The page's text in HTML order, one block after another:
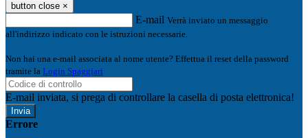
button close ×
E-mail Verrà inviato un messaggio
all'indirizzo indicato con le istruzioni necessarie.
Non hai una e-mail associata al nome utente? Effettua il reset della password
tramite la Login Spaggiari
E-mail inviata, si prega di controllare la casella di posta elettronica!
Errore